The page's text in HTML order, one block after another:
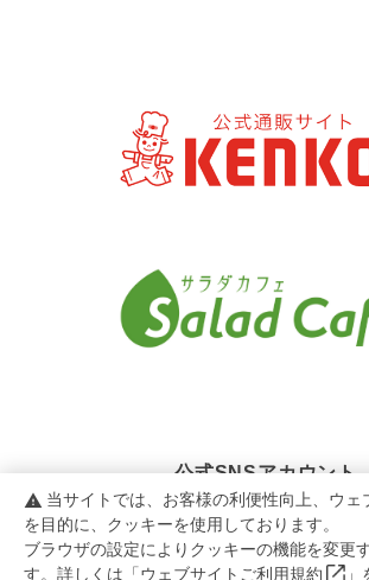
公式SNSアカウント
warning 当サイトでは、お客様の利便性向上、ウェ
を目的に、クッキーを使用しております。
ブラウザの設定によりクッキーの機能を変更
す。詳しくは「ウェブサイトご利用規約